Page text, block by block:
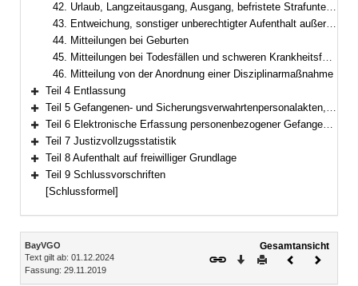
42. Urlaub, Langzeitausgang, Ausgang, befristete Strafunterbrechung, Freigang
43. Entweichung, sonstiger unberechtigter Aufenthalt außerhalb der Anstalt
44. Mitteilungen bei Geburten
45. Mitteilungen bei Todesfällen und schweren Krankheitsfällen
46. Mitteilung von der Anordnung einer Disziplinarmaßnahme
Bereich erweitern
Teil 4 Entlassung
Bereich erweitern
Teil 5 Gefangenen- und Sicherungsverwahrtenpersonalakten, Gesundheitsakten und Therapieakten
Bereich erweitern
Teil 6 Elektronische Erfassung personenbezogener Gefangenendaten, Gefangenenbuch
Bereich erweitern
Teil 7 Justizvollzugsstatistik
Bereich erweitern
Teil 8 Aufenthalt auf freiwilliger Grundlage
Bereich erweitern
Teil 9 Schlussvorschriften
[Schlussformel]
Inhalt
BayVGO
Text gilt ab: 01.12.2024
Fassung: 29.11.2019
Gesamtansicht
Download
DruckenVorheriges